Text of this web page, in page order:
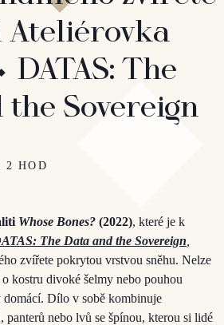
Ateliérovka
The
Sovereign
2 HOD
Whose Bones? (2022), které je k
The Data and the Sovereign
zvířete pokrytou vrstvou sněhu. Nelze
kostru divoké šelmy nebo pouhou
Dílo v sobě kombinuje
panterů nebo lvů se špínou, kterou si lidé